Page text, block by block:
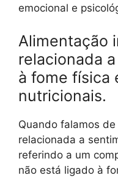
emocional e
Alimentação
relacionada
à fome física
nutricionais.
Quando falamos
relacionada a
referindo a um
não está ligado à